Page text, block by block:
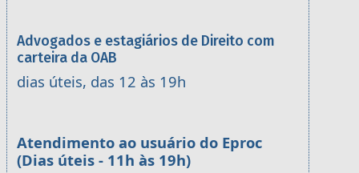
Advogados e estagiários de Direito com
carteira da OAB
dias úteis, das 12 às 19h
Atendimento ao usuário do Eproc
(Dias úteis - 11h às 19h)